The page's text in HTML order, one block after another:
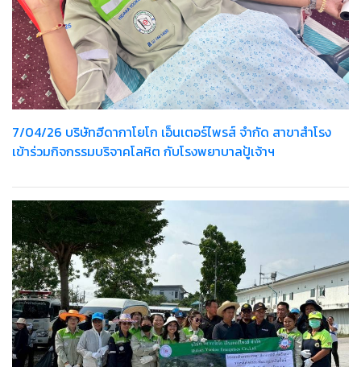
7/04/26 บริษัทฮีดากาโยโก เอ็นเตอร์ไพรส์ จำกัด สาขาสำโรง
เข้าร่วมกิจกรรมบริจาคโลหิต กับโรงพยาบาลปู้เจ้าฯ